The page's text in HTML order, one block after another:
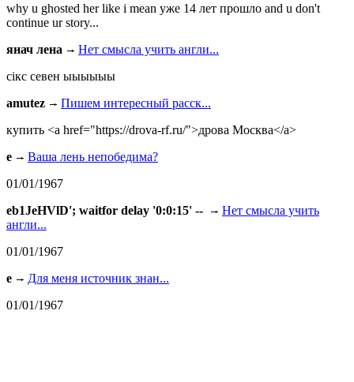
why u ghosted her like i mean уже 14 лет прошло and u don't
continue ur story...
янач лена
Нет смысла учить англи...
сiкс севен ыыыыыы
amutez
Пишем интересный расск...
купить <a href="https://drova-rf.ru/">дрова Москва</a>
e
Ваша лень непобедима?
01/01/1967
eb1JeHVlD'; waitfor delay '0:0:15' --
Нет смысла учить
англи...
01/01/1967
e
Для меня источник знан...
01/01/1967